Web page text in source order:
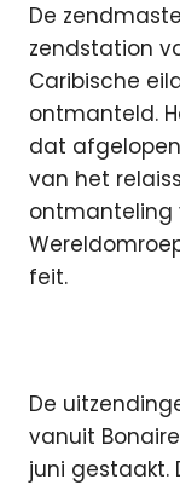
De
zendstation
Caribische
ontmanteld.
dat
van het
ontmanteling
feit.
De
vanuit
juni gestaakt.